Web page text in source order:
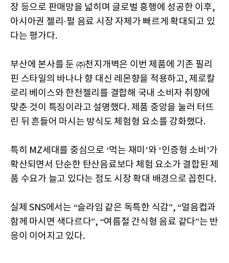
장 등으로 판매망을 넓히며 글로벌 흥행에 성공한 이후,
아시아권 젤리·펄 음료 시장 자체가 빠르게 확대되고 있
다는 평가다.
부산에 본사를 둔 ㈜천지개벽은 이번 제품에 기존 필리
핀 스타일의 바나나 향 대신 레몬향을 적용하고, 제로칼
로리 베이스와 한천젤리를 결합해 국내 소비자 취향에
맞춘 것이 특징이라고 설명했다. 제품 중앙을 눌러 터뜨
린 뒤 흔들어 마시는 방식도 체험형 요소를 강화했다.
특히 MZ세대를 중심으로 ‘먹는 재미’와 ‘인증형 소비’가
확산되면서 단순한 탄산음료보다 체험 요소가 결합된 제
품 수요가 늘고 있다는 점도 시장 확대 배경으로 꼽힌다.
실제 SNS에서는 “슬라임 같은 독특한 식감”, “얼음컵과
함께 마시면 색다르다”, “여름철 간식형 음료 같다”는 반
응이 이어지고 있다.